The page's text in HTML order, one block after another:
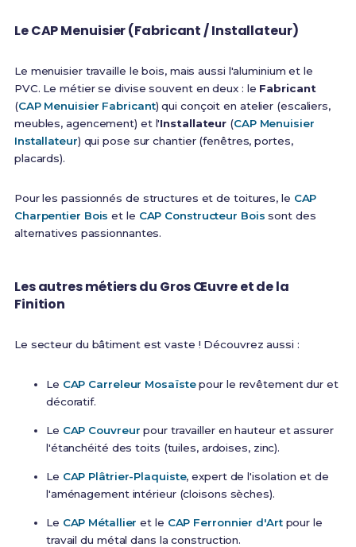
Le CAP Menuisier (Fabricant / Installateur)
Le menuisier travaille le bois, mais aussi l'aluminium et le
PVC. Le métier se divise souvent en deux : le Fabricant
(CAP Menuisier Fabricant) qui conçoit en atelier (escaliers,
meubles, agencement) et l'Installateur (CAP Menuisier
Installateur) qui pose sur chantier (fenêtres, portes,
placards).
Pour les passionnés de structures et de toitures, le CAP
Charpentier Bois et le CAP Constructeur Bois sont des
alternatives passionnantes.
Les autres métiers du Gros Œuvre et de la
Finition
Le secteur du bâtiment est vaste ! Découvrez aussi :
Le CAP Carreleur Mosaïstepour le revêtement dur et
décoratif.
Le CAP Couvreur pour travailler en hauteur et assurer
l'étanchéité des toits (tuiles, ardoises, zinc).
Le CAP Plâtrier-Plaquiste, expert de l'isolation et de
l'aménagement intérieur (cloisons sèches).
Le CAP Métallier et le CAP Ferronnier d'Artpour le
travail du métal dans la construction.